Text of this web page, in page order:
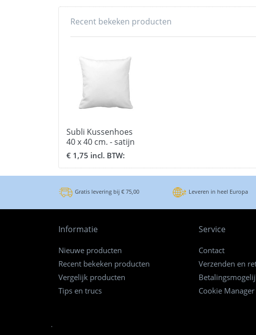
Recent bekeken producten
Subli Kussenhoes
40 x 40 cm. - satijn
wit
€ 1,75 incl. BTW:
Gratis levering bij € 75,00 Leveren in heel Europa
Informatie
Nieuwe producten
Recent bekeken producten
Vergelijk producten
Tips en trucs
Service
Contact
Verzenden en
Cookie Manager
.